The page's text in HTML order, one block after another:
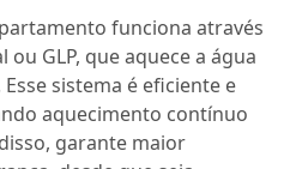
funciona através
GLP, que aquece a água
sistema é eficiente e
aquecimento contínuo
garante maior